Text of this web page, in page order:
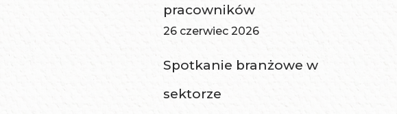
pracowników
26 czerwiec 2026
Spotkanie branżowe w
sektorze